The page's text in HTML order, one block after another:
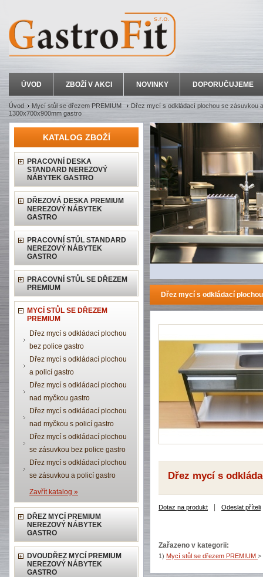
ÚVOD ZBOŽÍ V AKCI NOVINKY DOPORUČUJEME
Úvod Mycí stůl se dřezem PREMIUM
Dřez mycí s odkládací plochou se zásuvkou
1300x700x900mm gastro
KATALOG ZBOŽÍ
PRACOVNÍ DESKA
STANDARD NEREZOVÝ
NÁBYTEK GASTRO
DŘEZOVÁ DESKA PREMIUM
NEREZOVÝ NÁBYTEK
GASTRO
PRACOVNÍ STŮL STANDARD
NEREZOVÝ NÁBYTEK
GASTRO
PRACOVNÍ STŮL SE DŘEZEM
PREMIUM
MYCÍ STŮL SE DŘEZEM
PREMIUM
Dřez mycí s odkládací plochou
bez police gastro
Dřez mycí s odkládací plochou
a policí gastro
Dřez mycí s odkládací plochou
nad myčkou gastro
Dřez mycí s odkládací plochou
nad myčkou s policí gastro
Dřez mycí s odkládací plochou
se zásuvkou bez police gastro
Dřez mycí s odkládací plochou
se zásuvkou a policí gastro
Zavřít katalog »
DŘEZ MYCÍ PREMIUM
NEREZOVÝ NÁBYTEK
GASTRO
DVOUDŘEZ MYCÍ PREMIUM
NEREZOVÝ NÁBYTEK
GASTRO
Dřez mycí s odkládací
Dřez mycí s
Dotaz na produkt Odeslat příteli
Zařazeno v kategorii:
1) Mycí stůl se dřezem PREMIUM >